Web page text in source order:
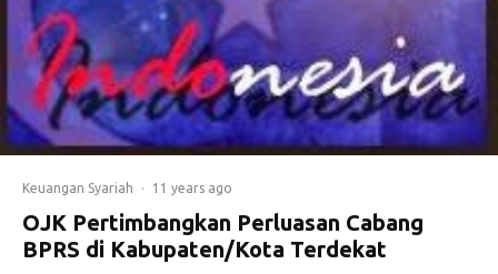
Keuangan Syariah · 11 years ago
OJK Pertimbangkan Perluasan Cabang
BPRS di Kabupaten/Kota Terdekat